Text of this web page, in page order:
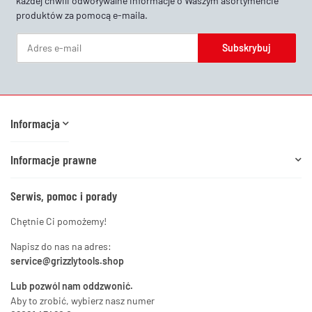
produktów za pomocą e-maila.
Subskrybuj
Informacja
Informacje prawne
Serwis, pomoc i porady
Chętnie Ci pomożemy!
Napisz do nas na adres:
service@grizzlytools.shop
Lub pozwól nam oddzwonić.
Aby to zrobić, wybierz nasz numer